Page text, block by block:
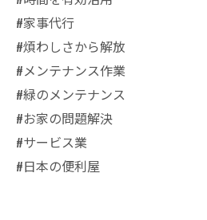
#家事代行
#煩わしさから解放
#メンテナンス作業
#緑のメンテナンス
#お家の問題解決
#サービス業
#日本の便利屋